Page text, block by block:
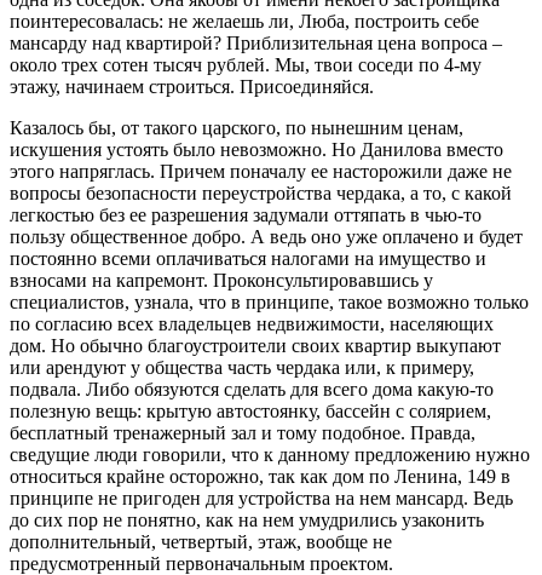
поинтересовалась: не желаешь ли, Люба, построить себе
мансарду над квартирой? Приблизительная цена вопроса –
около трех сотен тысяч рублей. Мы, твои соседи по 4-му
этажу, начинаем строиться. Присоединяйся.
Казалось бы, от такого царского, по нынешним ценам,
искушения устоять было невозможно. Но Данилова вместо
этого напряглась. Причем поначалу ее насторожили даже не
вопросы безопасности переустройства чердака, а то, с какой
легкостью без ее разрешения задумали оттяпать в чью-то
пользу общественное добро. А ведь оно уже оплачено и будет
постоянно всеми оплачиваться налогами на имущество и
взносами на капремонт. Проконсультировавшись у
специалистов, узнала, что в принципе, такое возможно только
по согласию всех владельцев недвижимости, населяющих
дом. Но обычно благоустроители своих квартир выкупают
или арендуют у общества часть чердака или, к примеру,
подвала. Либо обязуются сделать для всего дома какую-то
полезную вещь: крытую автостоянку, бассейн с солярием,
бесплатный тренажерный зал и тому подобное. Правда,
сведущие люди говорили, что к данному предложению нужно
относиться крайне осторожно, так как дом по Ленина, 149 в
принципе не пригоден для устройства на нем мансард. Ведь
до сих пор не понятно, как на нем умудрились узаконить
дополнительный, четвертый, этаж, вообще не
предусмотренный первоначальным проектом.